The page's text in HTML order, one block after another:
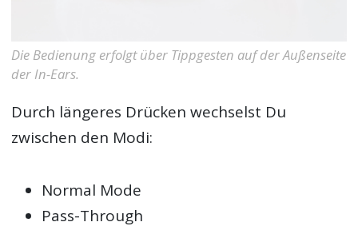
Die Bedienung erfolgt über Tippgesten auf der Außenseite
der In-Ears.
Durch längeres Drücken wechselst Du
zwischen den Modi:
Normal Mode
Pass-Through